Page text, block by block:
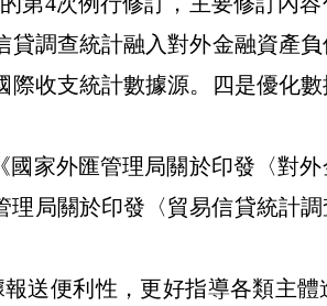
調查統計融入對外金融資產
收支統計數據源。四是優化數
家外匯管理局關於印發〈對
局關於印發〈貿易信貸統計
送便利性，更好指導各類主